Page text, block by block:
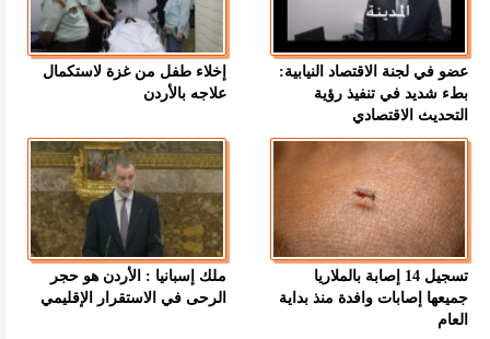
عضو في لجنة الاقتصاد النيابية:
بطء شديد في تنفيذ رؤية
التحديث الاقتصادي
إخلاء طفل من غزة لاستكمال
علاجه بالأردن
تسجيل 14 إصابة بالملاريا
جميعها إصابات وافدة منذ بداية
العام
ملك إسبانيا : الأردن هو حجر
الرحى في الاستقرار الإقليمي